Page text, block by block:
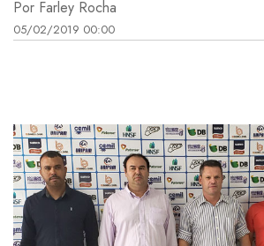
Por Farley Rocha
05/02/2019 00:00